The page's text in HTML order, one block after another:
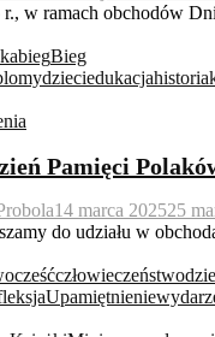
r., w ramach obchodów
biegBieg
dzieciedukacjahistoria
Pamięci
14 marca 202525
do udziału w
cześćczłowieczeństwo
Upamiętnienie